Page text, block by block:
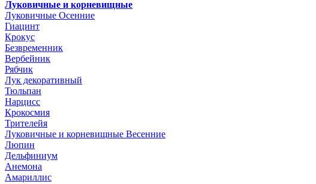
Луковичные и корневищные
Луковичные Осенние
Гиацинт
Крокус
Безвременник
Вербейник
Рябчик
Лук декоративный
Тюльпан
Нарцисс
Крокосмия
Трителейя
Луковичные и корневищные Весенние
Люпин
Дельфиниум
Анемона
Амариллис